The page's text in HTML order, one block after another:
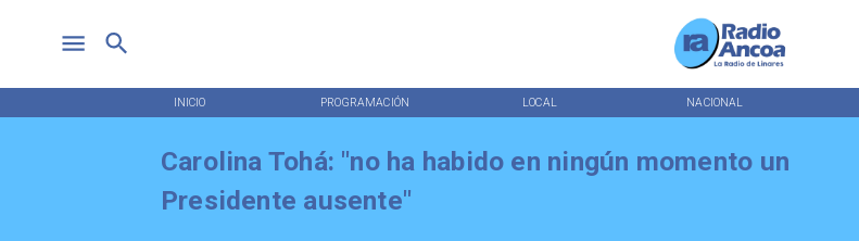
INICIO PROGRAMACIÓN LOCAL NACIONAL
Carolina Tohá: "no ha habido en ningún momento un
Presidente ausente"